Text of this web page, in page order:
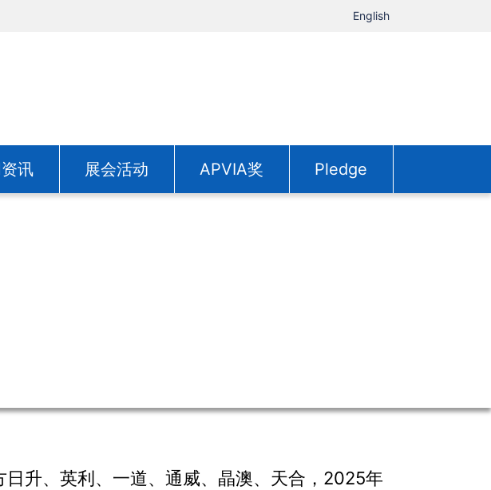
English
讯 展会活动 APVIA奖 Pledge
升、英利、一道、通威、晶澳、天合，2025年